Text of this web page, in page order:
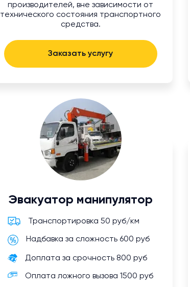
производителей, вне зависимости от
технического состояния транспортного
средства.
Заказать услугу
Эвакуатор манипулятор
Транспортировка 50 руб/км
Надбавка за сложность 600 руб
Доплата за срочность 800 руб
Оплата ложного вызова 1500 руб